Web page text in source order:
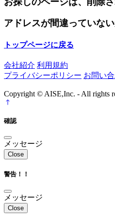
アドレスが間違っていな
トップページに戻る
会社紹介 利用規約
プライバシーポリシー お問い
Copyright © AISE,Inc. - All rights
確認
メッセージ
Close
警告！！
メッセージ
Close